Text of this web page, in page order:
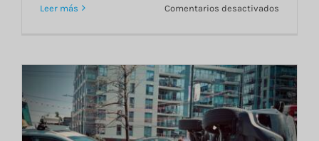
Leer más Comentarios desactivados
con
después
de
un